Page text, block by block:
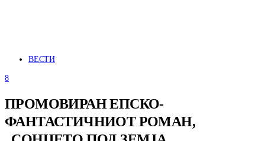
ВЕСТИ
8
ПРОМОВИРАН ЕПСКО-
ФАНТАСТИЧНИОТ РОМАН,